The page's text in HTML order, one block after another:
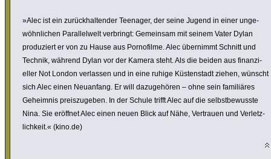
»Alec ist ein zurück­hal­tender Teenager, der seine Jugend in einer unge­
wöhn­li­chen Paral­lel­welt verbringt: Gemeinsam mit seinem Vater Dylan
produ­ziert er von zu Hause aus Porno­filme. Alec übernimmt Schnitt und
Technik, während Dylan vor der Kamera steht. Als die beiden aus finan­zi­
eller Not London verlassen und in eine ruhige Küsten­stadt ziehen, wünscht
sich Alec einen Neuanfang. Er will dazu­gehören – ohne sein fami­liäres
Geheimnis preis­zu­geben. In der Schule trifft Alec auf die selbst­be­wusste
Nina. Sie eröffnet Alec einen neuen Blick auf Nähe, Vertrauen und Verletz­
lich­keit.« (kino.de)